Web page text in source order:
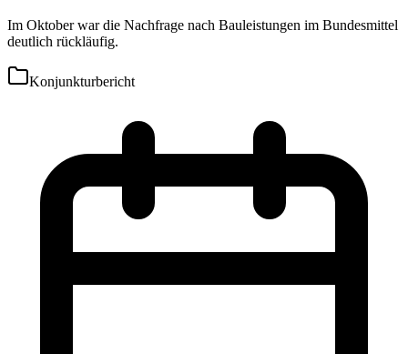
Im Oktober war die Nachfrage nach Bauleistungen im Bundesmittel
deutlich rückläufig.
Konjunkturbericht